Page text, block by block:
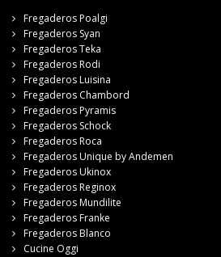
Fregaderos Poalgi
Fregaderos Syan
Fregaderos Teka
Fregaderos Rodi
Fregaderos Luisina
Fregaderos Chambord
Fregaderos Pyramis
Fregaderos Schock
Fregaderos Roca
Fregaderos Unique by Andemen
Fregaderos Ukinox
Fregaderos Reginox
Fregaderos Mundilite
Fregaderos Franke
Fregaderos Blanco
Cucine Oggi